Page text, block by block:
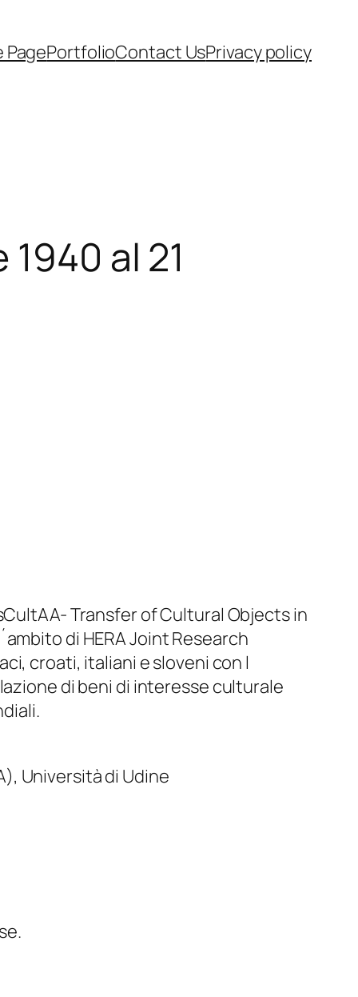
PagePortfolioContact UsPrivacy policy
al 21
Transfer of Cultural Objects in
di HERA Joint Research
croati, italiani e sloveni con l
di beni di interesse culturale
), Università di Udine